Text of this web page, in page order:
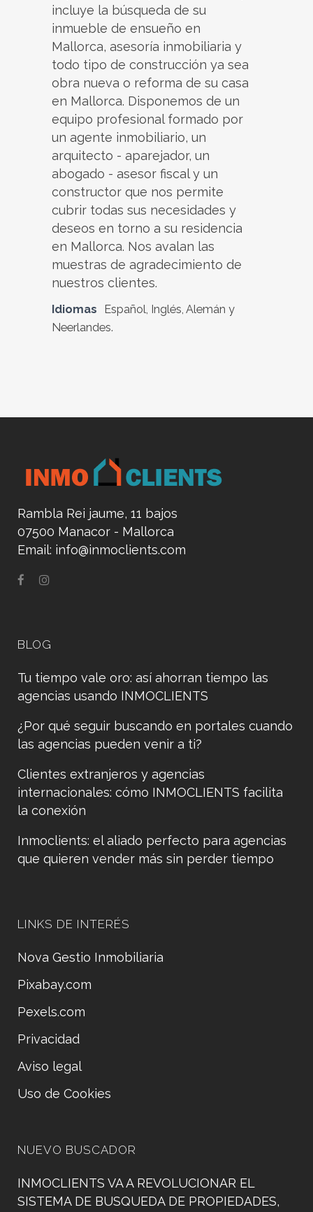
incluye la búsqueda de su
inmueble de ensueño en
Mallorca, asesoría inmobiliaria y
todo tipo de construcción ya sea
obra nueva o reforma de su casa
en Mallorca. Disponemos de un
equipo profesional formado por
un agente inmobiliario, un
arquitecto - aparejador, un
abogado - asesor fiscal y un
constructor que nos permite
cubrir todas sus necesidades y
deseos en torno a su residencia
en Mallorca. Nos avalan las
muestras de agradecimiento de
nuestros clientes.
Idiomas
Español, Inglés, Alemán y
Neerlandes.
Rambla Rei jaume, 11 bajos
07500 Manacor - Mallorca
Email: info@inmoclients.com
BLOG
Tu tiempo vale oro: así ahorran tiempo las
agencias usando INMOCLIENTS
¿Por qué seguir buscando en portales cuando
las agencias pueden venir a ti?
Clientes extranjeros y agencias
internacionales: cómo INMOCLIENTS facilita
la conexión
Inmoclients: el aliado perfecto para agencias
que quieren vender más sin perder tiempo
LINKS DE INTERÉS
Nova Gestio Inmobiliaria
Pixabay.com
Pexels.com
Privacidad
Aviso legal
Uso de Cookies
NUEVO BUSCADOR
INMOCLIENTS VA A REVOLUCIONAR EL
SISTEMA DE BUSQUEDA DE PROPIEDADES,